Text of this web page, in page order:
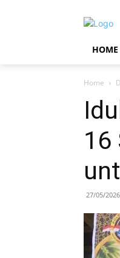
HOME
Home
16
27/05/2026